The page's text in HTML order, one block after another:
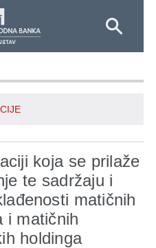
koja se prilaže
te sadržaju i
matičnih
i matičnih
holdinga